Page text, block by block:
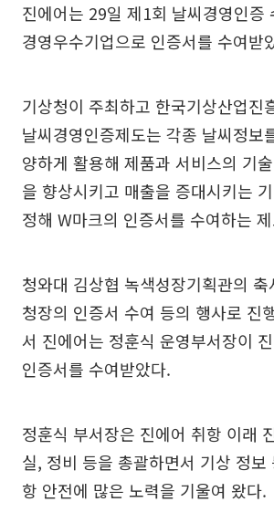
진에어는 29일 제1회 날씨경영인증
경영우수기업으로 인증서를 수여받
기상청이 주최하고 한국기상산업진
날씨경영인증제도는 각종 날씨정보
양하게 활용해 제품과 서비스의 기
을 향상시키고 매출을 증대시키는
정해 W마크의 인증서를 수여하는
청와대 김상협 녹색성장기획관의
청장의 인증서 수여 등의 행사로 진
서 진에어는 정훈식 운영부서장이
인증서를 수여받았다.
정훈식 부서장은 진에어 취항 이래
실, 정비 등을 총괄하면서 기상 정보
항 안전에 많은 노력을 기울여 왔다.